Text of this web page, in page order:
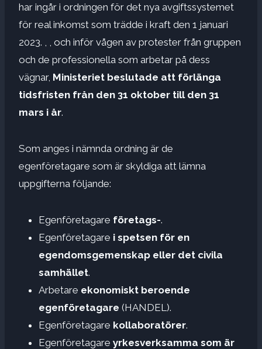
har ingår i ordningen för det nya avgiftssystemet
för real inkomst som trädde i kraft den 1 januari
2023. , , och inför vågen av protester från gruppen
och de professionella som arbetar på dess
vägnar, Ministeriet beslutade att förlänga
tidsfristen från den 31 oktober till den 31
mars i år.
Som anges i nämnda ordning är de
egenföretagare som är skyldiga att lämna
uppgifterna följande:
Egenföretagare företags-.
Egenföretagare i spetsen för en
egendomsgemenskap eller det civila
samhället.
Arbetare ekonomiskt beroende
egenföretagare (HANDEL).
Egenföretagare kollaboratörer.
Egenföretagare yrkesverksamma som är